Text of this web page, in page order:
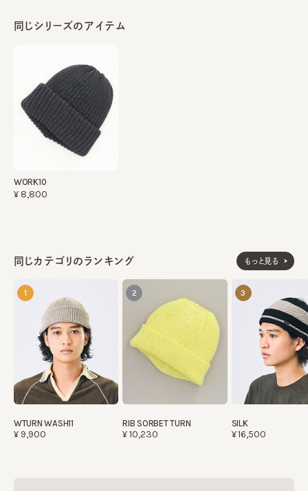
同じシリーズのアイテム
WORK10
¥8,800
同じカテゴリのランキング もっと見る
1
WTURN WASH11
¥9,900
2
RIB SORBET TURN
¥10,230
3
SILK
¥16,500